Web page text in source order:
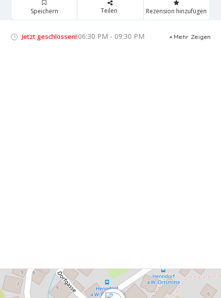
Speichern Teilen Rezension hinzufügen
Jetzt geschlossen! 06:30 PM - 09:30 PM Mehr Zeigen